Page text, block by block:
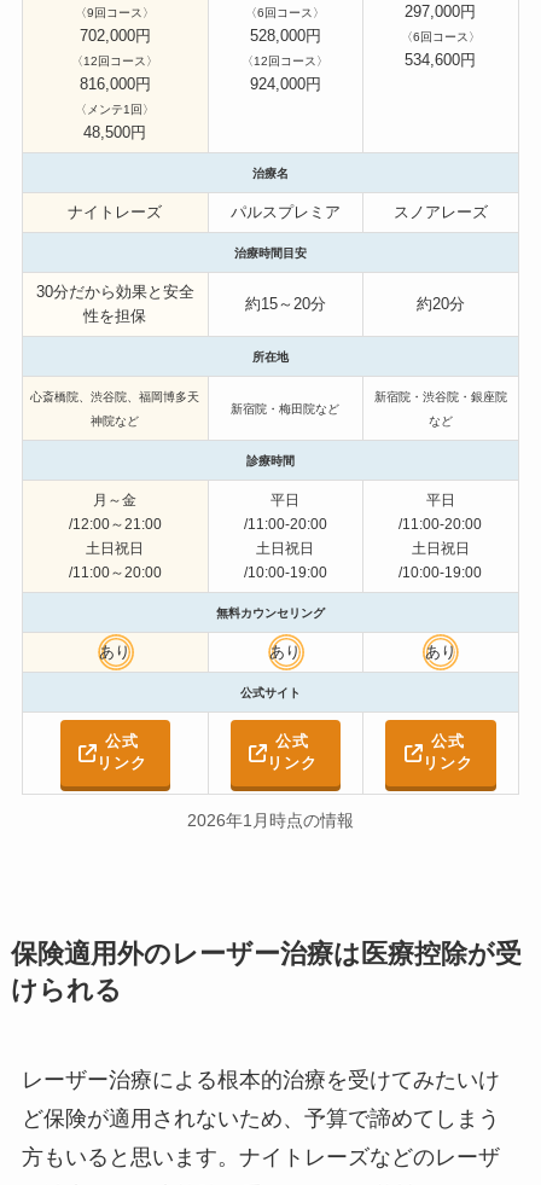
〈9回コース〉
702,000円
〈12回コース〉
816,000円
〈メンテ1回〉
48,500円
〈6回コース〉
528,000円
〈12回コース〉
924,000円
297,000円
〈6回コース〉
534,600円
治療名
ナイトレーズ パルスプレミア スノアレーズ
治療時間目安
30分だから効果と安全
性を担保
約15～20分 約20分
所在地
心斎橋院、渋谷院、福岡博多天
神院など
新宿院・梅田院など
新宿院・渋谷院・銀座院
など
診療時間
月～金
/12:00～21:00
土日祝日
/11:00～20:00
平日
/11:00-20:00
土日祝日
/10:00-19:00
平日
/11:00-20:00
土日祝日
/10:00-19:00
無料カウンセリング
あり あり あり
公式サイト
公式
リンク
公式
リンク
公式
リンク
2026年1月時点の情報
保険適用外のレーザー治療は医療控除が受
けられる
レーザー治療による根本的治療を受けてみたいけ
ど保険が適用されないため、予算で諦めてしまう
方もいると思います。ナイトレーズなどのレーザ